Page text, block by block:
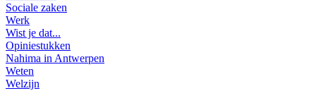
Sociale zaken
Werk
Wist je dat...
Opiniestukken
Nahima in Antwerpen
Weten
Welzijn